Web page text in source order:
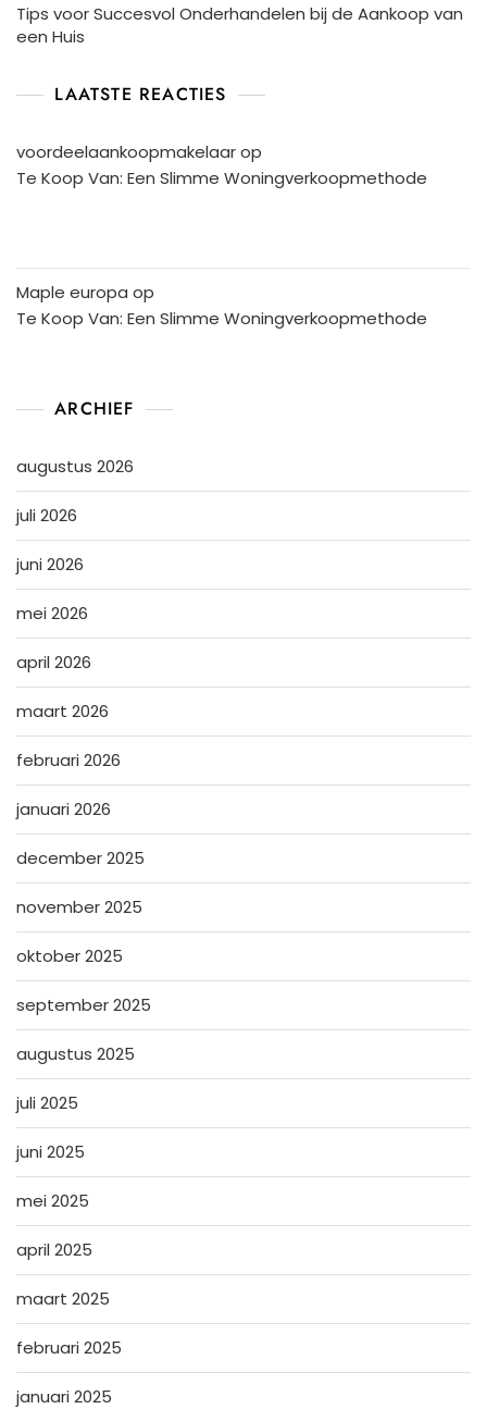
Tips voor Succesvol Onderhandelen bij de Aankoop van
een Huis
LAATSTE REACTIES
voordeelaankoopmakelaarop
Te Koop Van: Een Slimme Woningverkoopmethode
Maple europa op
Te Koop Van: Een Slimme Woningverkoopmethode
ARCHIEF
augustus 2026
juli 2026
juni 2026
mei 2026
april 2026
maart 2026
februari 2026
januari 2026
december 2025
november 2025
oktober 2025
september 2025
augustus 2025
juli 2025
juni 2025
mei 2025
april 2025
maart 2025
februari 2025
januari 2025